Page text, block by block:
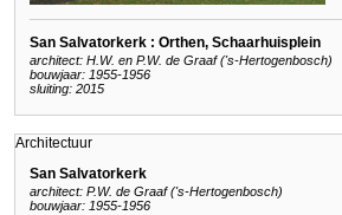
San Salvatorkerk : Orthen, Schaarhuisplein
architect: H.W. en P.W. de Graaf ('s-Hertogenbosch)
bouwjaar: 1955-1956
sluiting: 2015
Architectuur
San Salvatorkerk
architect: P.W. de Graaf ('s-Hertogenbosch)
bouwjaar: 1955-1956